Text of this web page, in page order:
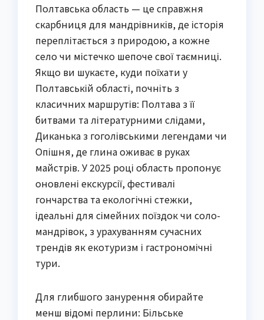
Полтавська область — це справжня
скарбниця для мандрівників, де історія
переплітається з природою, а кожне
село чи містечко шепоче свої таємниці.
Якщо ви шукаєте, куди поїхати у
Полтавській області, почніть з
класичних маршрутів: Полтава з її
битвами та літературними слідами,
Диканька з гоголівськими легендами чи
Опішня, де глина оживає в руках
майстрів. У 2025 році область пропонує
оновлені екскурсії, фестивалі
гончарства та екологічні стежки,
ідеальні для сімейних поїздок чи соло-
мандрівок, з урахуванням сучасних
трендів як екотуризм і гастрономічні
тури.
Для глибшого занурення обирайте
менш відомі перлини: Більське